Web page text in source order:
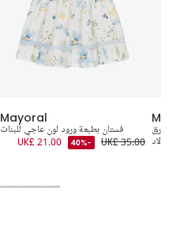
Mayoral
فستان بطبعة ورود لون عاجي للبنات
UK£ 35.00
-40%
UK£ 21.00
أزرق
للأولاد